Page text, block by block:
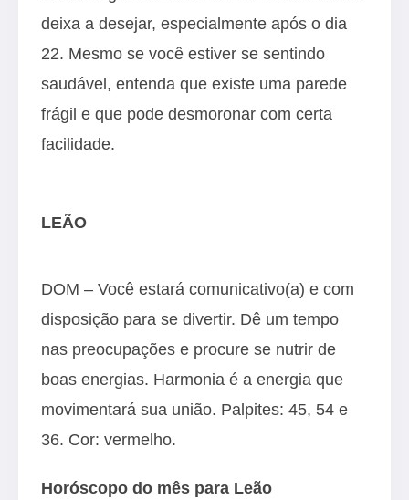
deixa a desejar, especialmente após o dia
22. Mesmo se você estiver se sentindo
saudável, entenda que existe uma parede
frágil e que pode desmoronar com certa
facilidade.
LEÃO
DOM – Você estará comunicativo(a) e com
disposição para se divertir. Dê um tempo
nas preocupações e procure se nutrir de
boas energias. Harmonia é a energia que
movimentará sua união. Palpites: 45, 54 e
36. Cor: vermelho.
Horóscopo do mês para Leão